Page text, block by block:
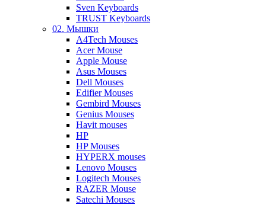
Sven Keyboards
TRUST Keyboards
02. Мышки
A4Tech Mouses
Acer Mouse
Apple Mouse
Asus Mouses
Dell Mouses
Edifier Mouses
Gembird Mouses
Genius Mouses
Havit mouses
HP
HP Mouses
HYPERX mouses
Lenovo Mouses
Logitech Mouses
RAZER Mouse
Satechi Mouses